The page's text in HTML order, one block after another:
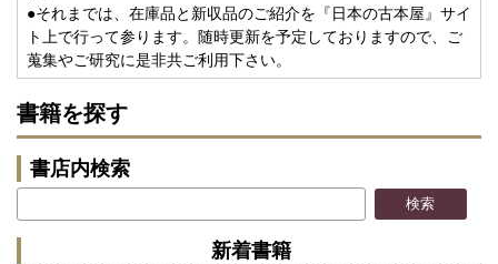
●それまでは、在庫品と新収品のご紹介を『日本の古本屋』サイ
ト上で行って参ります。随時更新を予定しておりますので、ご
蒐集やご研究に是非共ご利用下さい。
書籍を探す
書店内検索
新着書籍